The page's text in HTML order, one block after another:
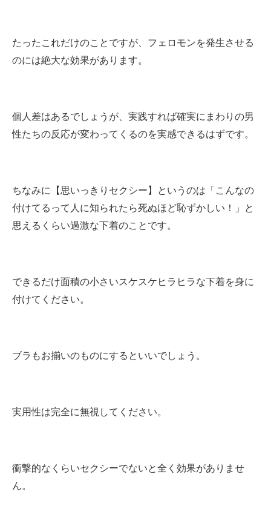
たったこれだけのことですが、フェロモンを発生させる
のには絶大な効果があります。
個人差はあるでしょうが、実践すれば確実にまわりの男
性たちの反応が変わってくるのを実感できるはずです。
ちなみに【思いっきりセクシー】というのは「こんなの
付けてるって人に知られたら死ぬほど恥ずかしい！」と
思えるくらい過激な下着のことです。
できるだけ面積の小さいスケスケヒラヒラな下着を身に
付けてください。
ブラもお揃いのものにするといいでしょう。
実用性は完全に無視してください。
衝撃的なくらいセクシーでないと全く効果がありませ
ん。